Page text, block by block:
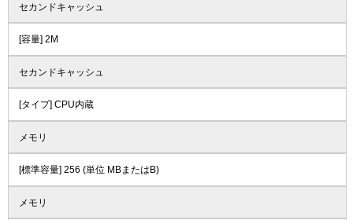
セカンドキャッシュ
[容量] 2M
セカンドキャッシュ
[タイプ] CPU内蔵
メモリ
[標準容量] 256 (単位 MBまたはB)
メモリ